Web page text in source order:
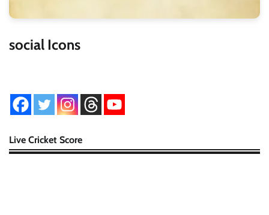
social Icons
Live Cricket Score